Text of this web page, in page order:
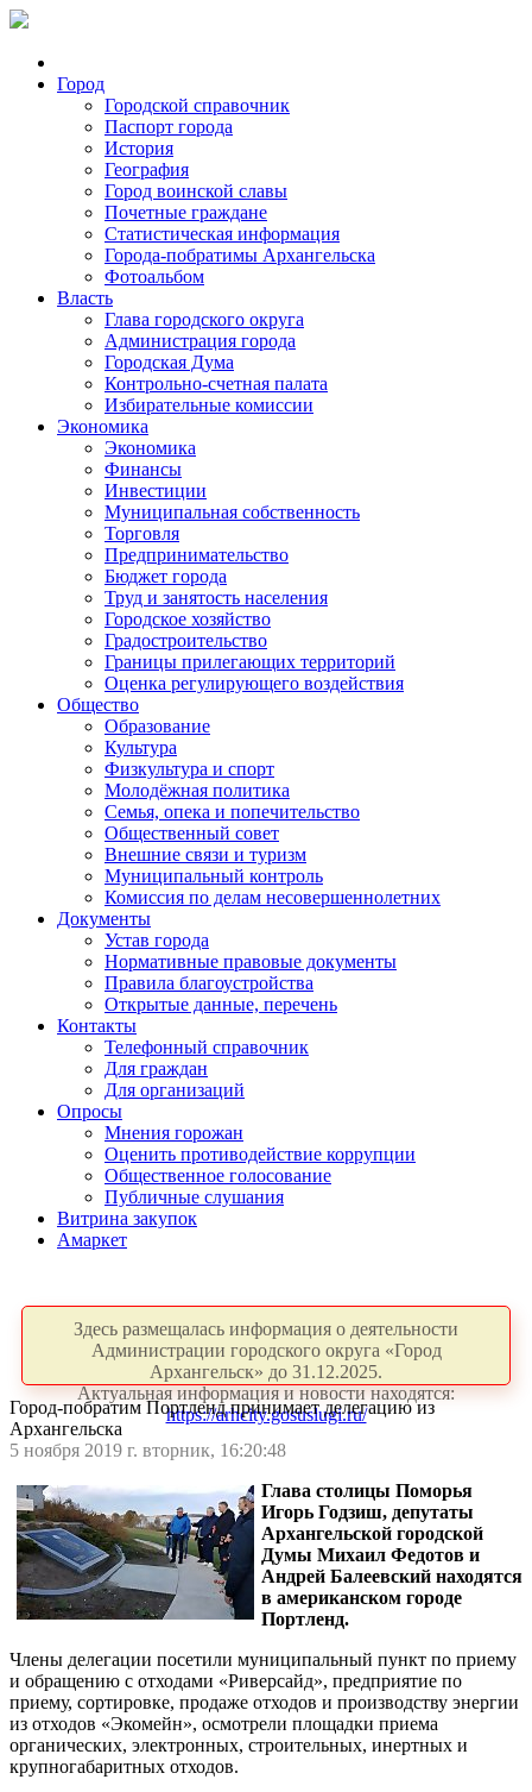
Город
Городской справочник
Паспорт города
История
География
Город воинской славы
Почетные граждане
Статистическая информация
Города-побратимы Архангельска
Фотоальбом
Власть
Глава городского округа
Администрация города
Городская Дума
Контрольно-счетная палата
Избирательные комиссии
Экономика
Экономика
Финансы
Инвестиции
Муниципальная собственность
Торговля
Предпринимательство
Бюджет города
Труд и занятость населения
Городское хозяйство
Градостроительство
Границы прилегающих территорий
Оценка регулирующего воздействия
Общество
Образование
Культура
Физкультура и спорт
Молодёжная политика
Семья, опека и попечительство
Общественный совет
Внешние связи и туризм
Муниципальный контроль
Комиссия по делам несовершеннолетних
Документы
Устав города
Нормативные правовые документы
Правила благоустройства
Открытые данные, перечень
Контакты
Телефонный справочник
Для граждан
Для организаций
Опросы
Мнения горожан
Оценить противодействие коррупции
Общественное голосование
Публичные слушания
Витрина закупок
Амаркет
Здесь размещалась информация о деятельности
Администрации городского округа «Город
Архангельск» до 31.12.2025.
Актуальная информация и новости находятся:
https://arhcity.gosuslugi.ru/
Город-побратим Портленд принимает делегацию из
Архангельска
5 ноября 2019 г. вторник, 16:20:48
Глава столицы Поморья
Игорь Годзиш, депутаты
Архангельской городской
Думы Михаил Федотов и
Андрей Балеевский находятся
в американском городе
Портленд.
Члены делегации посетили муниципальный пункт по приему
и обращению с отходами «Риверсайд», предприятие по
приему, сортировке, продаже отходов и производству энергии
из отходов «Экомейн», осмотрели площадки приема
органических, электронных, строительных, инертных и
крупногабаритных отходов.